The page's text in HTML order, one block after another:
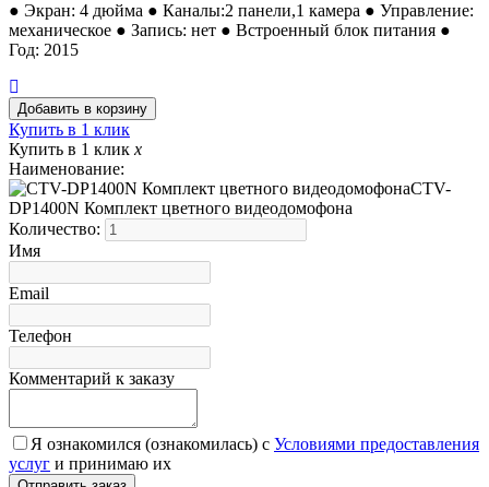
● Экран: 4 дюйма ● Каналы:2 панели,1 камера ● Управление:
механическое ● Запись: нет ● Встроенный блок питания ●
Год: 2015
Купить в 1 клик
Купить в 1 клик x
Наименование:
CTV-
DP1400N Комплект цветного видеодомофона
Количество:
Имя
Email
Телефон
Комментарий к заказу
Я ознакомился (ознакомилась) с Условиями предоставления
услуг и принимаю их